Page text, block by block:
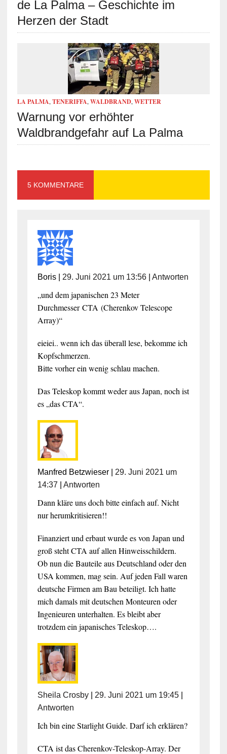
de La Palma – Geschichte im
Herzen der Stadt
LA PALMA, TENERIFFA, WALDBRAND, WETTER
Warnung vor erhöhter
Waldbrandgefahr auf La Palma
5 KOMMENTARE
Boris| 29. Juni 2021 um 13:56| Antworten
„und dem japanischen 23 Meter
Durchmesser CTA (Cherenkov Telescope
Array)“
eieiei.. wenn ich das überall lese, bekomme ich
Kopfschmerzen.
Bitte vorher ein wenig schlau machen.
Das Teleskop kommt weder aus Japan, noch ist
es „das CTA“.
Manfred Betzwieser| 29. Juni 2021 um
14:37
Antworten
Dann kläre uns doch bitte einfach auf. Nicht
nur herumkritisieren!!
Finanziert und erbaut wurde es von Japan und
groß steht CTA auf allen Hinweisschildern.
Ob nun die Bauteile aus Deutschland oder den
USA kommen, mag sein. Auf jeden Fall waren
deutsche Firmen am Bau beteiligt. Ich hatte
mich damals mit deutschen Monteuren oder
Ingenieuren unterhalten. Es bleibt aber
trotzdem ein japanisches Teleskop….
Sheila Crosby| 29. Juni 2021 um 19:45|
Antworten
Ich bin eine Starlight Guide. Darf ich erklären?
CTA ist das Cherenkov-Teleskop-Array. Der